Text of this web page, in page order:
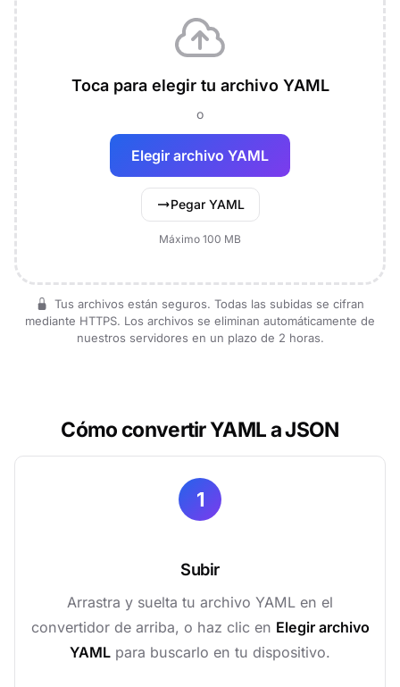
Toca para elegir tu archivo YAML
o
Elegir archivo YAML
Pegar YAML
Máximo 100 MB
Tus archivos están seguros. Todas las subidas se cifran
mediante HTTPS. Los archivos se eliminan automáticamente de
nuestros servidores en un plazo de 2 horas.
Cómo convertir YAML a JSON
1
Subir
Arrastra y suelta tu archivo YAML en el
convertidor de arriba, o haz clic en Elegir archivo
YAML para buscarlo en tu dispositivo.